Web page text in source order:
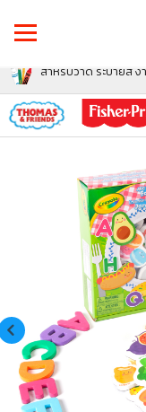
สำหรับวาด ระบายสี ง